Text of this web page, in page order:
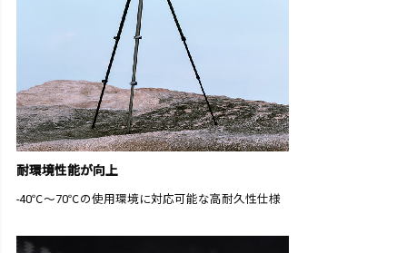
耐環境性能が向上
-40℃～70℃の使用環境に対応可能な高耐久性仕様